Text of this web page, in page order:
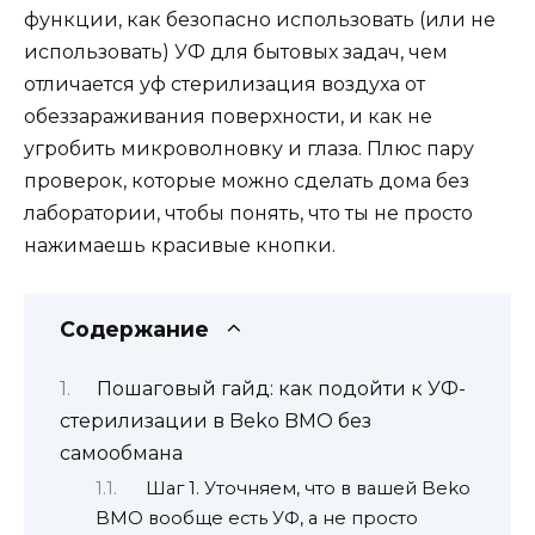
функции, как безопасно использовать (или не
использовать) УФ для бытовых задач, чем
отличается уф стерилизация воздуха от
обеззараживания поверхности, и как не
угробить микроволновку и глаза. Плюс пару
проверок, которые можно сделать дома без
лаборатории, чтобы понять, что ты не просто
нажимаешь красивые кнопки.
Содержание
Пошаговый гайд: как подойти к УФ-
стерилизации в Beko BMO без
самообмана
Шаг 1. Уточняем, что в вашей Beko
BMO вообще есть УФ, а не просто